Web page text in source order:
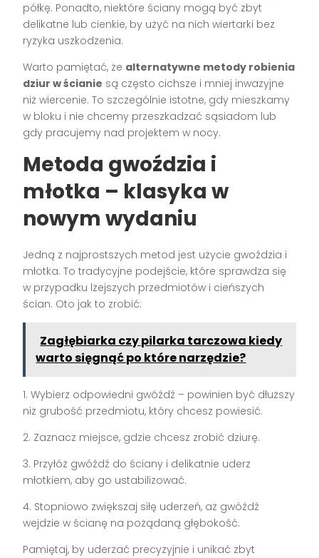
półkę. Ponadto, niektóre ściany mogą być zbyt
delikatne lub cienkie, by użyć na nich wiertarki bez
ryzyka uszkodzenia.
Warto pamiętać, że alternatywne metody robienia
dziur w ścianie są często cichsze i mniej inwazyjne
niż wiercenie. To szczególnie istotne, gdy mieszkamy
w bloku i nie chcemy przeszkadzać sąsiadom lub
gdy pracujemy nad projektem w nocy.
Metoda gwoździa i
młotka – klasyka w
nowym wydaniu
Jedną z najprostszych metod jest użycie gwoździa i
młotka. To tradycyjne podejście, które sprawdza się
w przypadku lżejszych przedmiotów i cieńszych
ścian. Oto jak to zrobić:
Zagłębiarka czy pilarka tarczowa kiedy
warto sięgnąć po które narzędzie?
1. Wybierz odpowiedni gwóźdź – powinien być dłuższy
niż grubość przedmiotu, który chcesz powiesić.
2. Zaznacz miejsce, gdzie chcesz zrobić dziurę.
3. Przyłóż gwóźdź do ściany i delikatnie uderz
młotkiem, aby go ustabilizować.
4. Stopniowo zwiększaj siłę uderzeń, aż gwóźdź
wejdzie w ścianę na pożądaną głębokość.
Pamiętaj, by uderzać precyzyjnie i unikać zbyt